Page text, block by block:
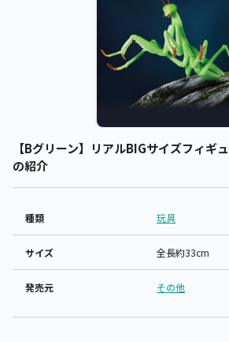
【Bグリーン】リアルBIGサイズフィギ
の紹介
種類 玩具
サイズ 全長約33cm
発売元 その他